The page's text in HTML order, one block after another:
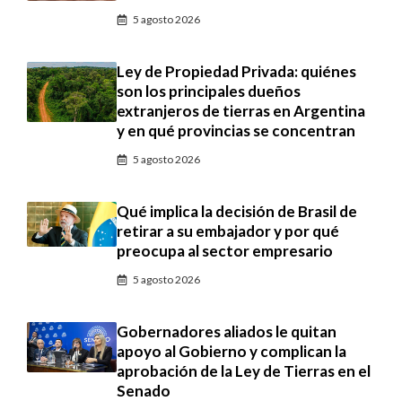
5 agosto 2026
Ley de Propiedad Privada: quiénes
son los principales dueños
extranjeros de tierras en Argentina
y en qué provincias se concentran
5 agosto 2026
Qué implica la decisión de Brasil de
retirar a su embajador y por qué
preocupa al sector empresario
5 agosto 2026
Gobernadores aliados le quitan
apoyo al Gobierno y complican la
aprobación de la Ley de Tierras en el
Senado